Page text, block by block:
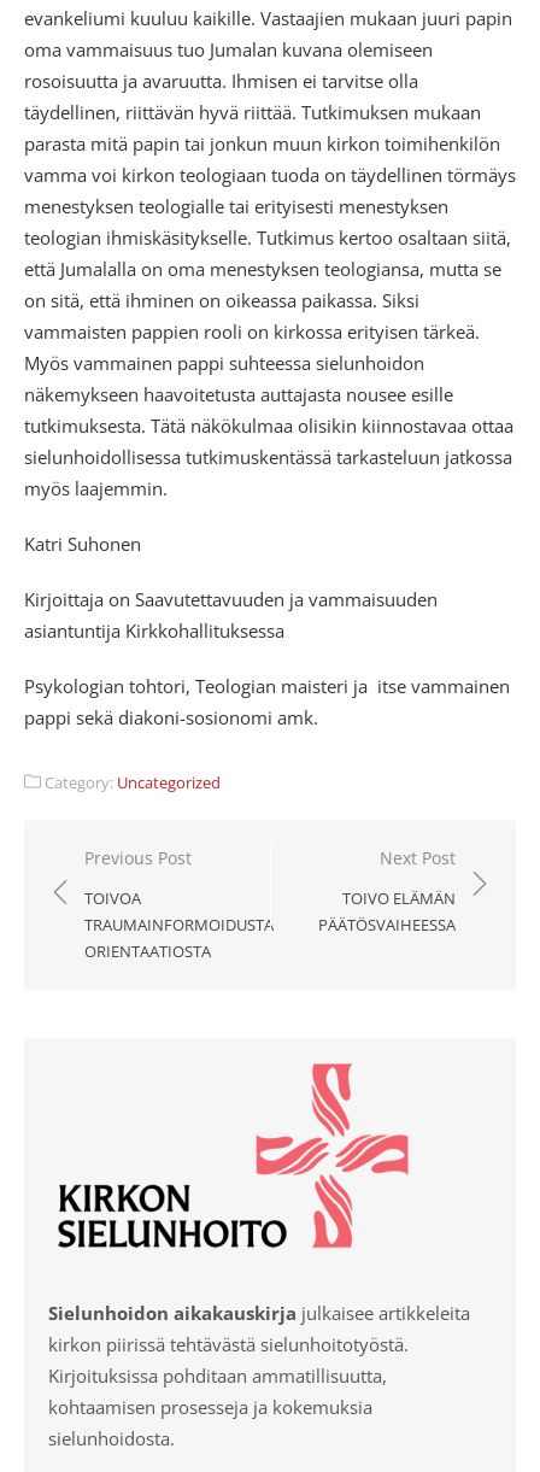
evankeliumi kuuluu kaikille. Vastaajien mukaan juuri papin
oma vammaisuus tuo Jumalan kuvana olemiseen
rosoisuutta ja avaruutta. Ihmisen ei tarvitse olla
täydellinen, riittävän hyvä riittää. Tutkimuksen mukaan
parasta mitä papin tai jonkun muun kirkon toimihenkilön
vamma voi kirkon teologiaan tuoda on täydellinen törmäys
menestyksen teologialle tai erityisesti menestyksen
teologian ihmiskäsitykselle. Tutkimus kertoo osaltaan siitä,
että Jumalalla on oma menestyksen teologiansa, mutta se
on sitä, että ihminen on oikeassa paikassa. Siksi
vammaisten pappien rooli on kirkossa erityisen tärkeä.
Myös vammainen pappi suhteessa sielunhoidon
näkemykseen haavoitetusta auttajasta nousee esille
tutkimuksesta. Tätä näkökulmaa olisikin kiinnostavaa ottaa
sielunhoidollisessa tutkimuskentässä tarkasteluun jatkossa
myös laajemmin.
Katri Suhonen
Kirjoittaja on Saavutettavuuden ja vammaisuuden
asiantuntija Kirkkohallituksessa
Psykologian tohtori, Teologian maisteri ja itse vammainen
pappi sekä diakoni-sosionomi amk.
Category: Uncategorized
Artikkelien
selaus
Previous Post
TOIVOA
TRAUMAINFORMOIDUSTA
ORIENTAATIOSTA
Next Post
TOIVO ELÄMÄN
PÄÄTÖSVAIHEESSA
Sielunhoidon aikakauskirja julkaisee artikkeleita
kirkon piirissä tehtävästä sielunhoitotyöstä.
Kirjoituksissa pohditaan ammatillisuutta,
kohtaamisen prosesseja ja kokemuksia
sielunhoidosta.